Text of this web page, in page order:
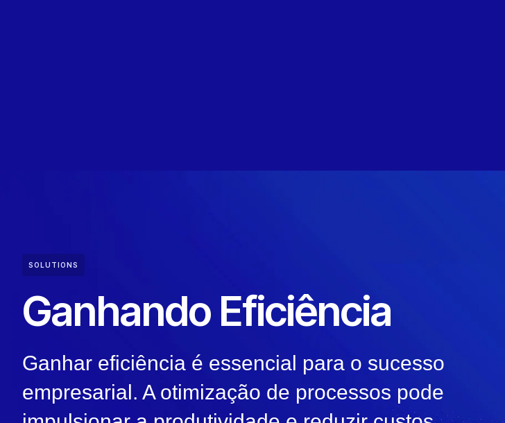
SOLUTIONS
Ganhando Eficiência
Ganhar eficiência é essencial para o sucesso
empresarial. A otimização de processos pode